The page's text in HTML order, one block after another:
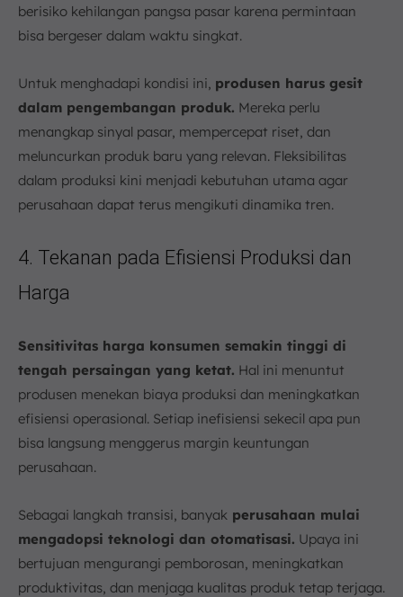
berisiko kehilangan pangsa pasar karena permintaan
bisa bergeser dalam waktu singkat.
Untuk menghadapi kondisi ini, produsen harus gesit
dalam pengembangan produk. Mereka perlu
menangkap sinyal pasar, mempercepat riset, dan
meluncurkan produk baru yang relevan. Fleksibilitas
dalam produksi kini menjadi kebutuhan utama agar
perusahaan dapat terus mengikuti dinamika tren.
4. Tekanan pada Efisiensi Produksi dan
Harga
Sensitivitas harga konsumen semakin tinggi di
tengah persaingan yang ketat. Hal ini menuntut
produsen menekan biaya produksi dan meningkatkan
efisiensi operasional. Setiap inefisiensi sekecil apa pun
bisa langsung menggerus margin keuntungan
perusahaan.
Sebagai langkah transisi, banyak perusahaan mulai
mengadopsi teknologi dan otomatisasi. Upaya ini
bertujuan mengurangi pemborosan, meningkatkan
produktivitas, dan menjaga kualitas produk tetap terjaga.